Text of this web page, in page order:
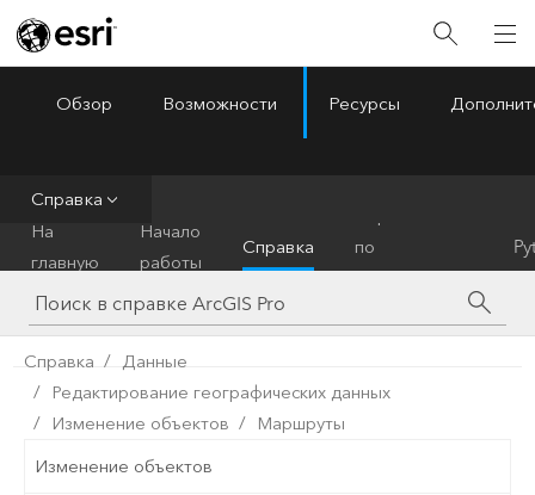
ArcGIS Pro
Обзор Возможности Ресурсы
Справка
На
главную
Начало
работы
Справка
по
инструментам
Справка
Данные
Редактирование географических данных
Изменение объектов
Маршруты
Изменение объектов